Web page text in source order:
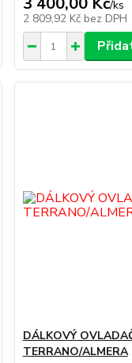
/ks
2 809,92 Kč bez DPH
DÁLKOVÝ
TERRANO/ALMERA